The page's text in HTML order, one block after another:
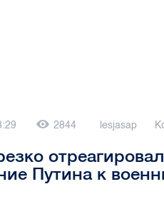
2844 lesjasap
Путина к